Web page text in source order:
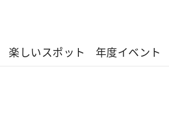
楽しいスポット 年度イベント